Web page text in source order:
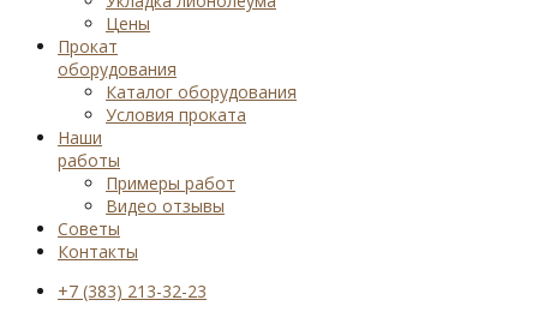
Цены
Прокат
оборудования
Каталог оборудования
Условия проката
Наши
работы
Примеры работ
Видео отзывы
Советы
Контакты
+7 (383) 213-32-23